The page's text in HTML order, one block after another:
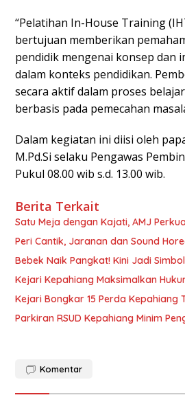
“Pelatihan In-House Training
bertujuan memberikan
pendidik mengenai konsep dan
dalam konteks pendidikan.
secara aktif dalam proses
berbasis pada pemecahan
Dalam kegiatan ini diisi oleh
M.Pd.Si selaku Pengawas
Pukul 08.00 wib s.d. 13.00 wib.
Berita Terkait
Satu Meja dengan Kajati, AMJ
Peri Cantik, Jaranan dan Sound
Bebek Naik Pangkat! Kini Jadi
Kejari Kepahiang Maksimalkan
Kejari Bongkar 15 Perda Kepahiang
Parkiran RSUD Kepahiang Minim
Komentar